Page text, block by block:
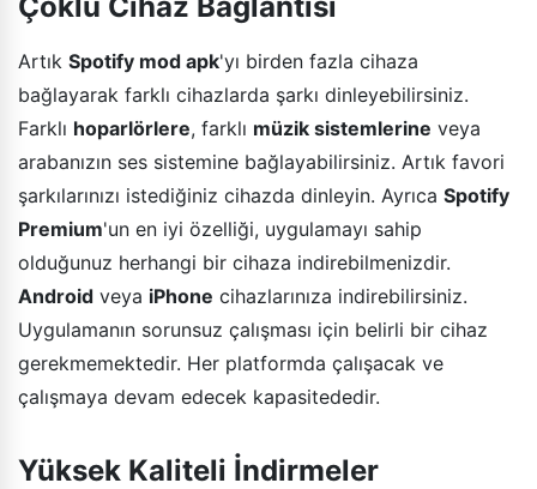
Artık Spotify mod apk'yı birden fazla cihaza
bağlayarak farklı cihazlarda şarkı dinleyebilirsiniz.
Farklı hoparlörlere, farklı müzik sistemlerine veya
arabanızın ses sistemine bağlayabilirsiniz. Artık favori
şarkılarınızı istediğiniz cihazda dinleyin. Ayrıca Spotify
Premium'un en iyi özelliği, uygulamayı sahip
olduğunuz herhangi bir cihaza indirebilmenizdir.
Android veya iPhone cihazlarınıza indirebilirsiniz.
Uygulamanın sorunsuz çalışması için belirli bir cihaz
gerekmemektedir. Her platformda çalışacak ve
çalışmaya devam edecek kapasitededir.
Yüksek Kaliteli İndirmeler